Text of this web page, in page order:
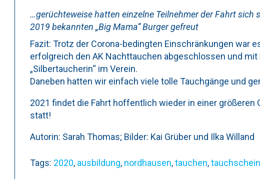
…gerüchteweise hatten einzelne Teilnehmer der Fahrt sich
2019 bekannten „Big Mama“ Burger gefreut
Fazit: Trotz der Corona-bedingten Einschränkungen war
erfolgreich den AK Nachttauchen abgeschlossen und
„Silbertaucherin“ im Verein.
Daneben hatten wir einfach viele tolle Tauchgänge und
2021 findet die Fahrt hoffentlich wieder in einer größeren
statt!
Autorin: Sarah Thomas; Bilder: Kai Grüber und Ilka Willand
Tags: 2020, ausbildung, nordhausen,tauchen,tauchschein